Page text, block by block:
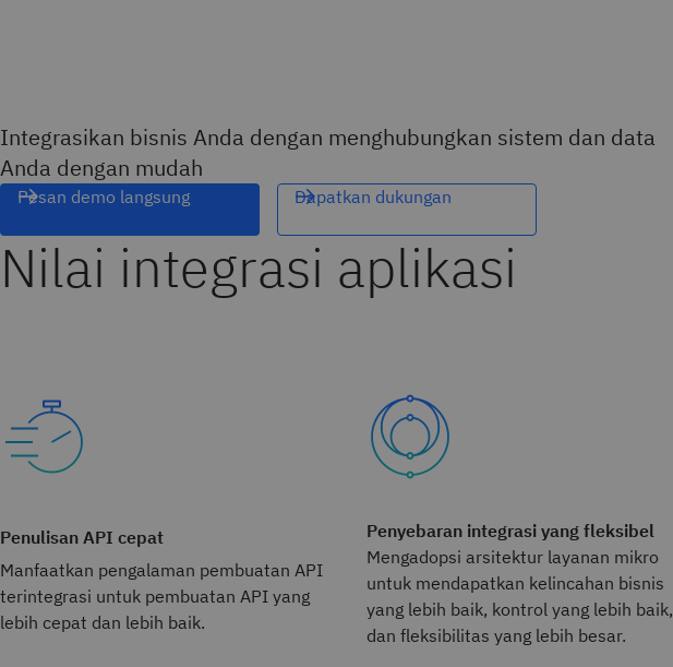
Integrasikan bisnis Anda dengan menghubungkan sistem dan data
Anda dengan mudah
Pesan demo langsung Dapatkan dukungan
Nilai integrasi aplikasi
Penulisan API cepat
Manfaatkan pengalaman pembuatan API
terintegrasi untuk pembuatan API yang
lebih cepat dan lebih baik.
Penyebaran integrasi yang fleksibel
Mengadopsi arsitektur layanan mikro
untuk mendapatkan kelincahan bisnis
yang lebih baik, kontrol yang lebih baik,
dan fleksibilitas yang lebih besar.